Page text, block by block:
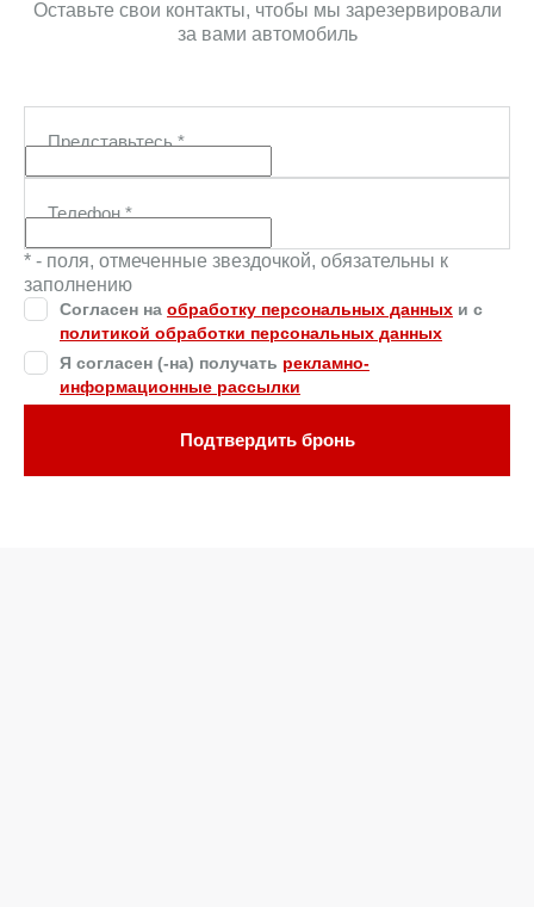
Оставьте свои контакты, чтобы мы зарезервировали
за вами автомобиль
Представьтесь*
Телефон*
* - поля, отмеченные звездочкой, обязательны к
заполнению
Согласен на обработку персональных данных и c
политикой обработки персональных данных
Я согласен (-на) получать рекламно-
информационные рассылки
Подтвердить бронь